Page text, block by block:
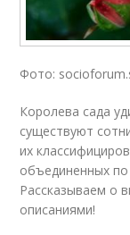
Фото:
Королева сада
существуют
их
объединенных
Рассказываем о
описаниями!